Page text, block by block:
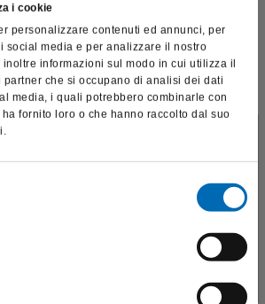
i cookie
personalizzare contenuti ed annunci, per
social media e per analizzare il nostro
informazioni sul modo in cui utilizza il
che si occupano di analisi dei dati
media, i quali potrebbero combinarle con
fornito loro o che hanno raccolto dal suo
descrizione del prodotto
dati, prodotti e beni sensibili per la
del paziente; pertanto, per visitare il sito,